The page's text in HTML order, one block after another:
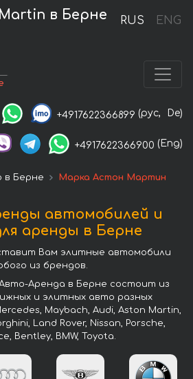
RUS ENG
в Берне
+4917622366899 (рус, De)
+4917622366900 (Eng)
в Берне Марка Астон Мартин
автомобилей и
аренды в Берне
Вам элитные автомобили
из брендов.
Аренда в Берне состоит из
и элитных авто разных
Maybach, Audi, Aston Martin,
Land Rover, Nissan, Porsche,
Bentley, BMW, Toyota.